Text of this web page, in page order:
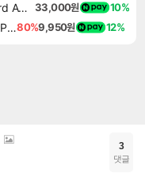
드래곤소드 어웨이크닝 DragonSword Awakening 33,000원 10%
디제이맥스 리스펙트 V DJMAX RESPECT V80%9,950원 12%
3
댓글